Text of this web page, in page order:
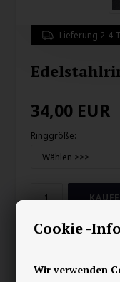
Cookie -
Wir verwenden
Lieferung 2-4
34,00 EUR
Ringgröße: